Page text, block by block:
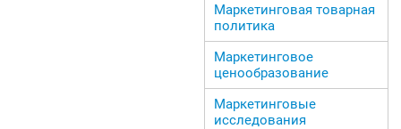
Маркетинговая товарная
политика
Маркетинговое
ценообразование
Маркетинговые
исследования